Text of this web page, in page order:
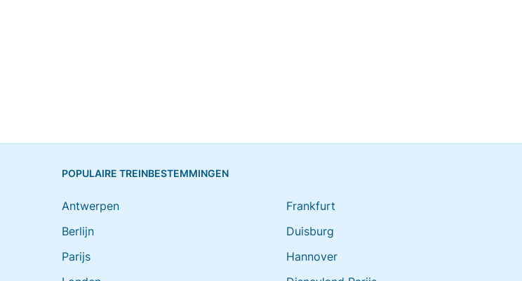
POPULAIRE TREINBESTEMMINGEN
Antwerpen
Berlijn
Parijs
Frankfurt
Duisburg
Hannover